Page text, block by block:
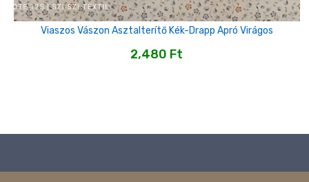
Viaszos Vászon Asztalterítő Kék-Drapp Apró Virágos
2,480 Ft